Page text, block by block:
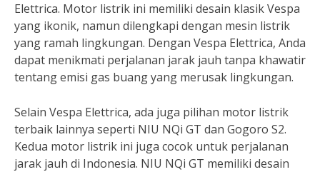
Elettrica. Motor listrik ini memiliki desain klasik Vespa
yang ikonik, namun dilengkapi dengan mesin listrik
yang ramah lingkungan. Dengan Vespa Elettrica, Anda
dapat menikmati perjalanan jarak jauh tanpa khawatir
tentang emisi gas buang yang merusak lingkungan.
Selain Vespa Elettrica, ada juga pilihan motor listrik
terbaik lainnya seperti NIU NQi GT dan Gogoro S2.
Kedua motor listrik ini juga cocok untuk perjalanan
jarak jauh di Indonesia. NIU NQi GT memiliki desain